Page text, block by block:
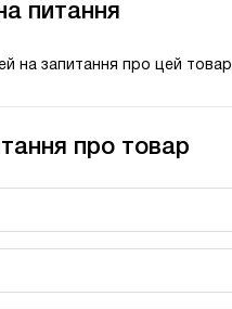
питання
на запитання про цей товар
про товар